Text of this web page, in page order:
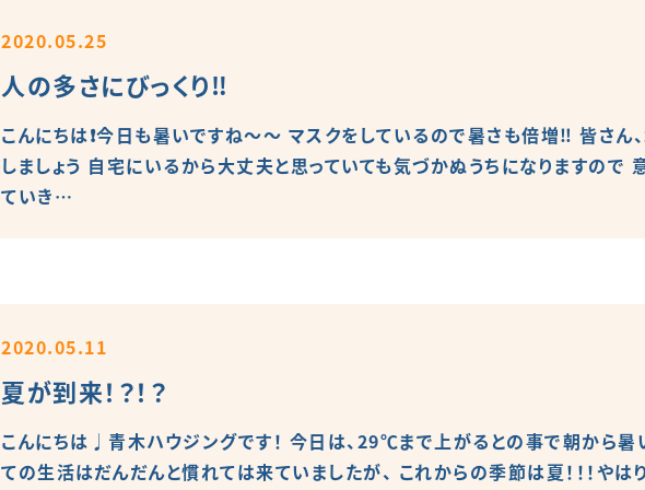
2020.05.25
人の多さにびっくり‼️
こんにちは❗️今日も暑いですね〜〜 マスクをしているので暑さも倍増‼️ 皆さん
しましょう 自宅にいるから大丈夫と思っていても気づかぬうちになりますので
ていき…
2020.05.11
夏が到来！？！？
こんにちは♩青木ハウジングです！ 今日は、29℃まで上がるとの事で朝から暑
ての生活はだんだんと慣れては来ていましたが、 これからの季節は夏！！！やは